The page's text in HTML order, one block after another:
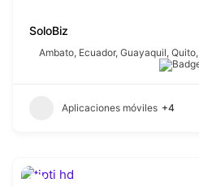
SoloBiz
Ambato, Ecuador, Guayaquil, Quito,
Aplicaciones móviles +4